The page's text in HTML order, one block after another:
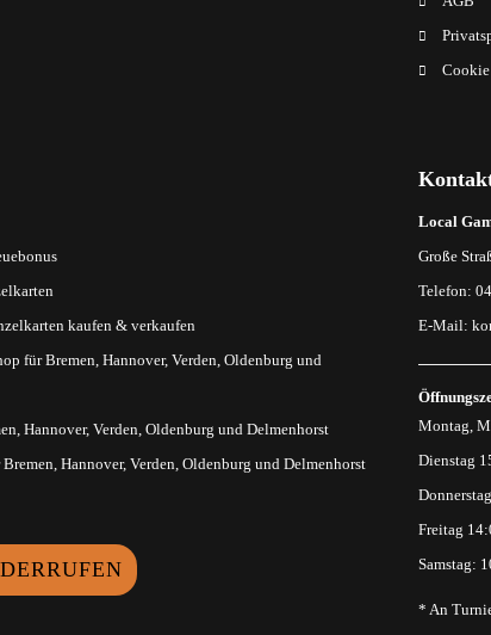
kaufen & verkaufen
für Bremen, Hannover, Verden, Oldenburg und
Hannover, Verden, Oldenburg und Delmenhorst
Hannover, Verden, Oldenburg und Delmenhorst
Local
Große
Telefon:
E-Mail:
Montag,
Dienstag
Freitag
Samstag:
* An